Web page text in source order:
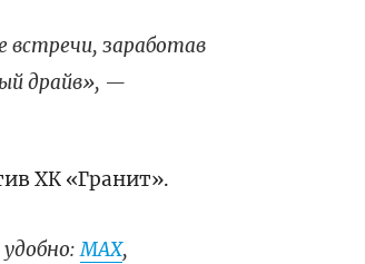
встречи, заработав
драйв», —
ХК «Гранит».
МАХ,